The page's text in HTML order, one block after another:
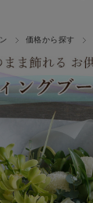
価格から探す